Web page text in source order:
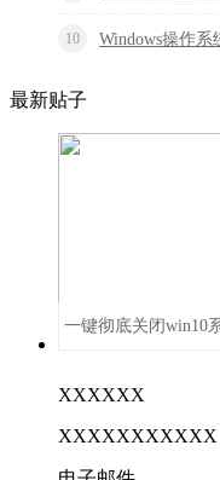
10 Windows操作系
最新贴子
一键彻底关闭win10
XXXXXX
XXXXXXXXXXX